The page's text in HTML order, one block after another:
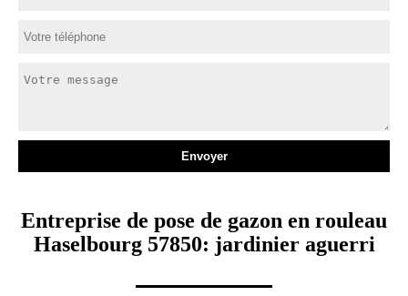
Entreprise de pose de gazon en rouleau
Haselbourg 57850: jardinier aguerri